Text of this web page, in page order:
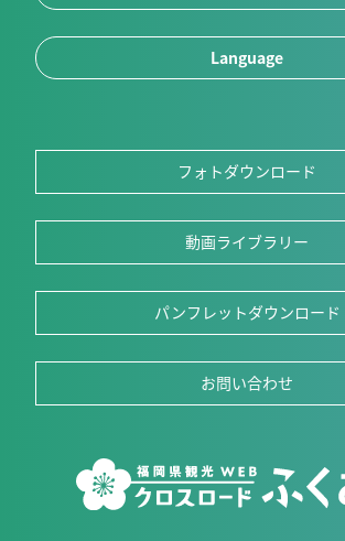
Language
フォトダウンロード
動画ライブラリー
パンフレットダウンロード
お問い合わせ